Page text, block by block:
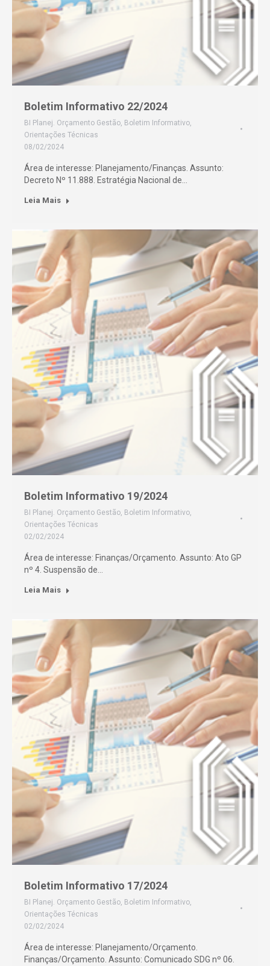
Boletim Informativo 22/2024
BI Planej. Orçamento Gestão, Boletim Informativo,
Orientações Técnicas
08/02/2024
Área de interesse: Planejamento/Finanças. Assunto:
Decreto Nº 11.888. Estratégia Nacional de…
Leia Mais
Boletim Informativo 19/2024
BI Planej. Orçamento Gestão, Boletim Informativo,
Orientações Técnicas
02/02/2024
Área de interesse: Finanças/Orçamento. Assunto: Ato GP
nº 4. Suspensão de…
Leia Mais
Boletim Informativo 17/2024
BI Planej. Orçamento Gestão, Boletim Informativo,
Orientações Técnicas
02/02/2024
Área de interesse: Planejamento/Orçamento.
Finanças/Orçamento. Assunto: Comunicado SDG nº 06.